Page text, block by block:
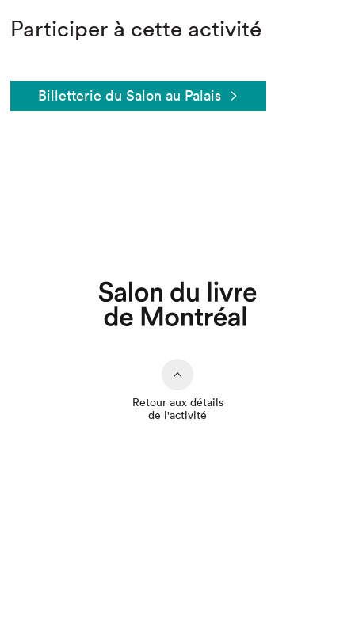
Participer à cette activité
Billetterie du Salon au Palais
Retour aux détails
de l'activité